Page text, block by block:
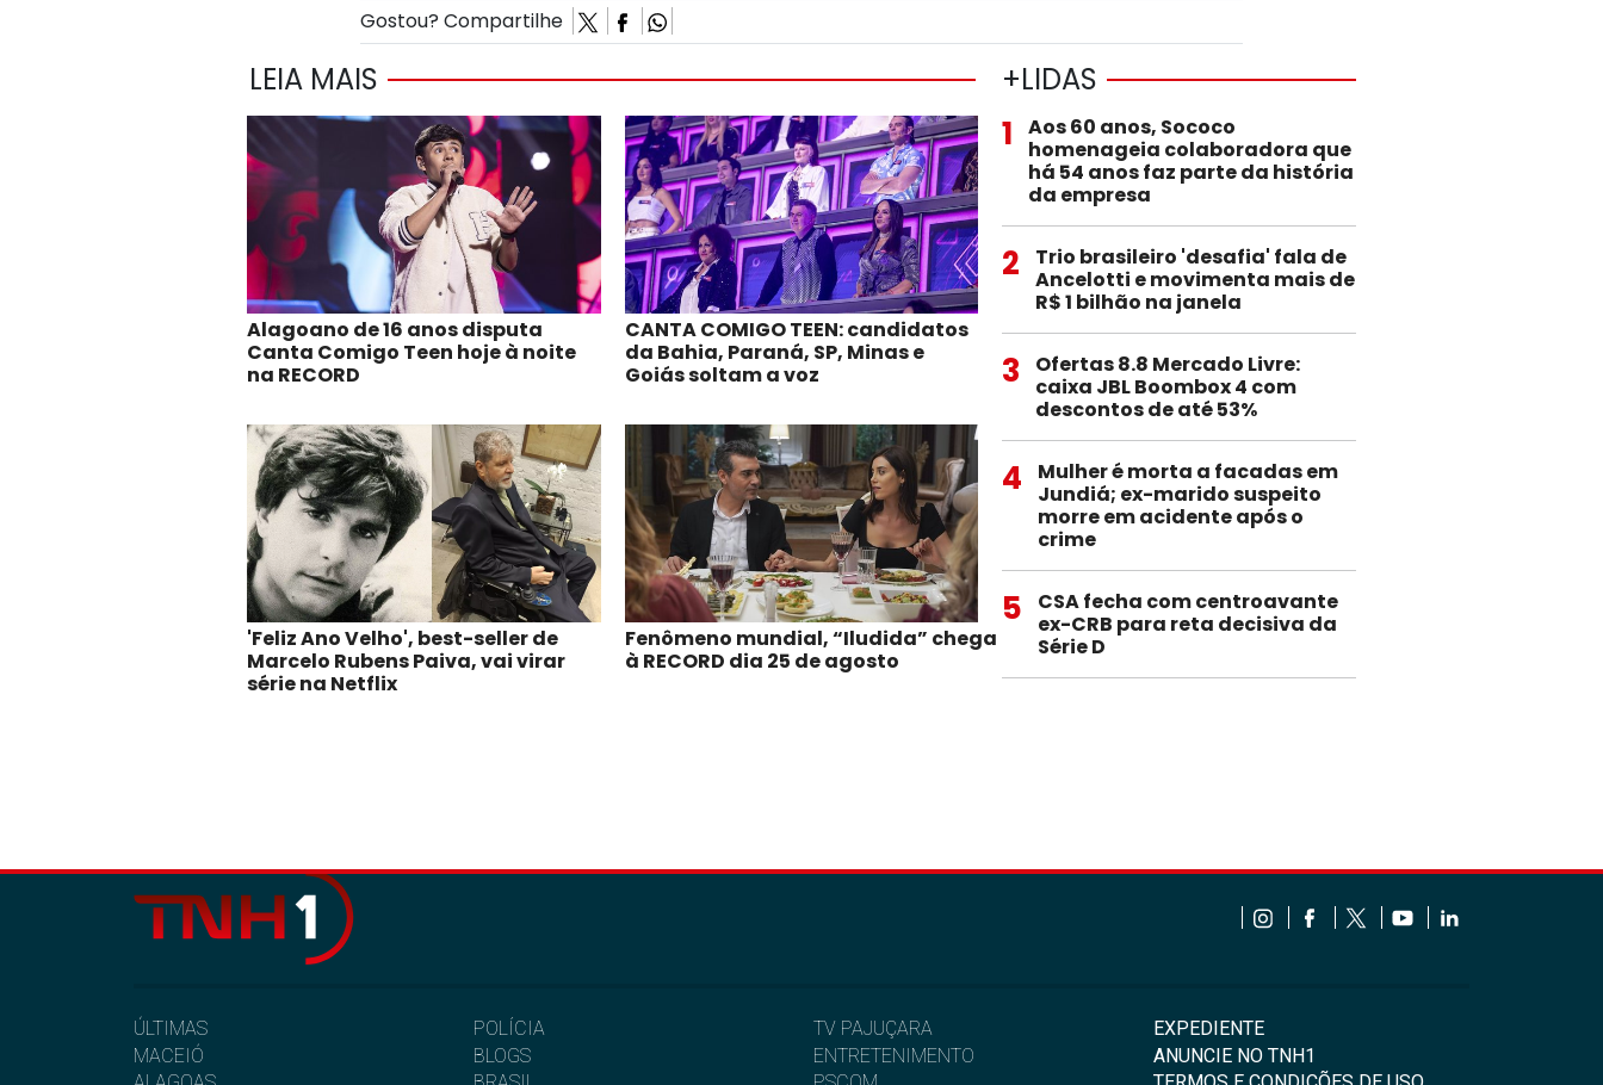
Gostou? Compartilhe
LEIA MAIS
Alagoano de 16 anos disputa
Canta Comigo Teen hoje à noite
na RECORD
CANTA COMIGO TEEN: candidatos
da Bahia, Paraná, SP, Minas e
Goiás soltam a voz
'Feliz Ano Velho', best-seller de
Marcelo Rubens Paiva, vai virar
série na Netflix
Fenômeno mundial, “Iludida” chega
à RECORD dia 25 de agosto
+LIDAS
1
Aos 60 anos, Sococo
homenageia colaboradora que
há 54 anos faz parte da história
da empresa
2
Trio brasileiro 'desafia' fala de
Ancelotti e movimenta mais de
R$ 1 bilhão na janela
3
Ofertas 8.8 Mercado Livre:
caixa JBL Boombox 4 com
descontos de até 53%
4
Mulher é morta a facadas em
Jundiá; ex-marido suspeito
morre em acidente após o
crime
5
CSA fecha com centroavante
ex-CRB para reta decisiva da
Série D
ÚLTIMAS
MACEIÓ
POLÍCIA
BLOGS
TV PAJUÇARA
ENTRETENIMENTO
EXPEDIENTE
ANUNCIE NO TNH1